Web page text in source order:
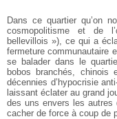
Dans ce quartier qu’on
cosmopolitisme et de
bellevillois »), ce qui a
fermeture communautaire
se balader dans le
bobos branchés,
décennies d’hypocrisie
laissant éclater au grand
des uns envers les autres
cacher de force à coup de